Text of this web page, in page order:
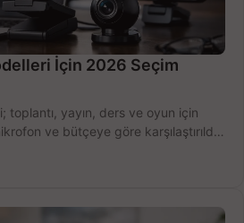
İçin 2026 Seçim
toplantı, yayın, ders ve oyun için
ve bütçeye göre karşılaştırıldı.